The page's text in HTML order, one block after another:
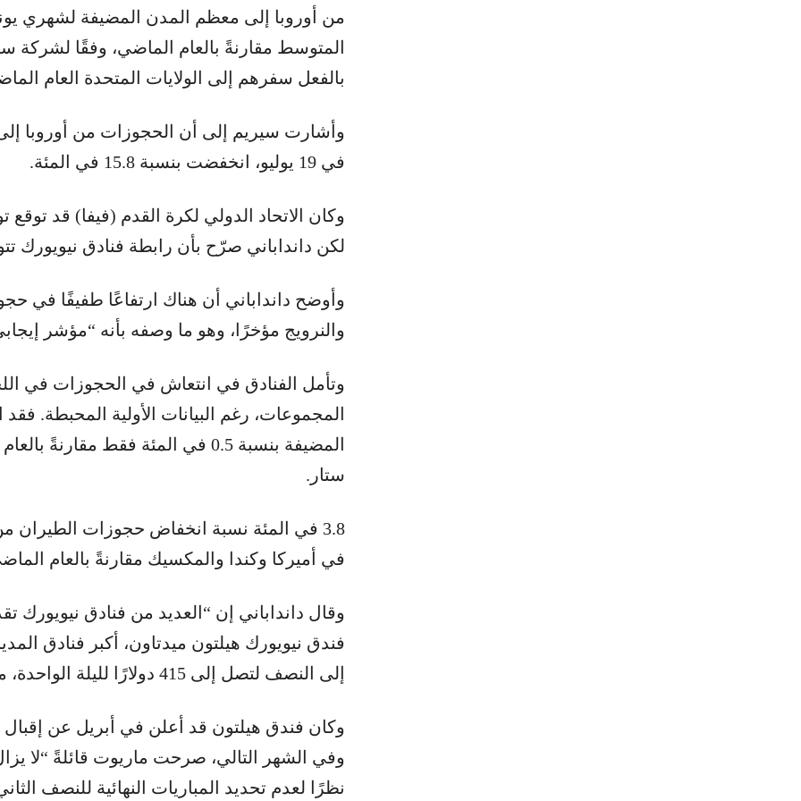
المتوسط ​​مقارنةً بالعام الماضي، وفقًا لشركة
بالفعل سفرهم إلى الولايات المتحدة العام
وأشارت سيريم إلى أن الحجوزات من أوروبا إلى
في 19 يوليو، انخفضت بنسبة 15.8 في المئة.
لكن دانداباني صرّح بأن رابطة فنادق
وأوضح دانداباني أن هناك ارتفاعًا طفيفًا في
والنرويج مؤخرًا، وهو ما وصفه بأنه “مؤشر
وتأمل الفنادق في انتعاش في الحجوزات في
المجموعات، رغم البيانات الأولية المحبطة.
المضيفة بنسبة 0.5 في المئة فقط
ستار.
3.8 في المئة نسبة انخفاض حجوزات
في أميركا وكندا والمكسيك مقارنةً بالعام
وقال دانداباني إن “العديد من فنادق
فندق نيويورك هيلتون ميدتاون، أكبر فنادق
إلى النصف لتصل إلى 415 دولارًا لليلة الواحدة، مقارنةً بالأسعار المعلنة في ديسمبر.”
وكان فندق هيلتون قد أعلن في أبريل عن
وفي الشهر التالي، صرحت ماريوت قائلةً “لا
نظرًا لعدم تحديد المباريات النهائية للنصف